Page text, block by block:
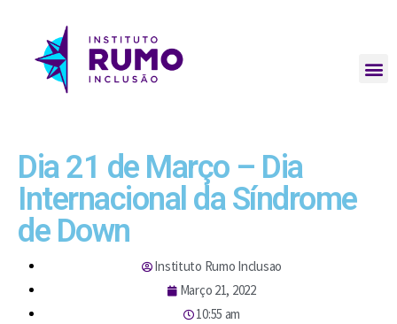
Dia 21 de Março – Dia
Internacional da Síndrome
de Down
Instituto Rumo Inclusao
Março 21, 2022
10:55 am